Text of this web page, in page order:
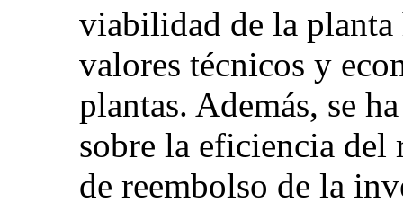
viabilidad de la planta
valores técnicos y
plantas. Además, se
sobre la eficiencia del
de reembolso de la